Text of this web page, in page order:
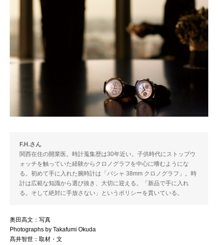
F.H.さん
関西在住の開業医。時計蒐集歴は30年近い。子供時代にストップウ
ォッチを触っていた経験からクロノグラフを中心に嗜むようにな
る。初めて手に入れた腕時計は「パシャ 38mm クロノグラフ」。時
計は広範な知識から選び抜き、大切に迎える。「新品で手に入れ
る。そして絶対に手放さない」というポリシーを貫いている。
奥田高文：写真
Photographs by Takafumi Okuda
髙井智世：取材・文